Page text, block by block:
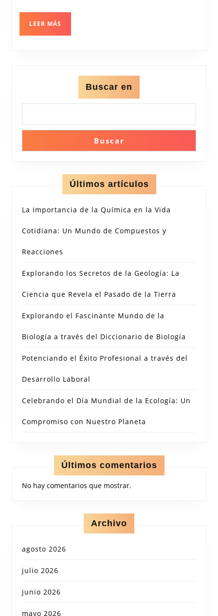
LEER MÁS
Buscar en
Buscar
Últimos artículos
La Importancia de la Química en la Vida
Cotidiana: Un Mundo de Compuestos y
Reacciones
Explorando los Secretos de la Geología: La
Ciencia que Revela el Pasado de la Tierra
Explorando el Fascinante Mundo de la
Biología a través del Diccionario de Biología
Potenciando el Éxito Profesional a través del
Desarrollo Laboral
Celebrando el Día Mundial de la Ecología: Un
Compromiso con Nuestro Planeta
Últimos comentarios
No hay comentarios que mostrar.
Archivo
agosto 2026
julio 2026
junio 2026
mayo 2026